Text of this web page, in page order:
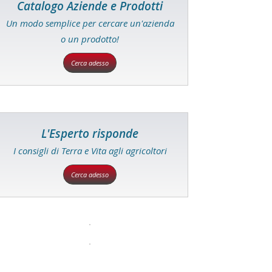
Catalogo Aziende e Prodotti
Un modo semplice per cercare un'azienda
o un prodotto!
Cerca adesso
L'Esperto risponde
I consigli di Terra e Vita agli agricoltori
Cerca adesso